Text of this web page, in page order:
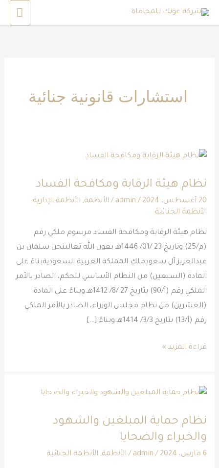
تخطي
استشارات قانونية جنائية
نظام هيئة الرقابة ومكافحة الفساد
20 أغسطس، 2024 /
admin
/ الأنظمة, الأنظمة الإدارية,
الأنظمة الجنائية
نظام هيئة الرقابة ومكافحة الفساد مرسوم ملكي رقم
(م/25) وتاريخ 23 /01/ 1446هـ بعون الله تعالىنحن سلمان بن
عبدالعزيز آل سعودملك المملكة العربية السعوديةبناءً على
المادة (السبعين) من النظام الأساسي للحكم، الصادر بالأمر
الملكي رقم (أ/90) بتاريخ 27 /8/ 1412هـ.وبناءً على المادة
(العشرين) من نظام مجلس الوزراء، الصادر بالأمر الملكي
رقم (أ/13) بتاريخ 3/3/ 1414هـ.وبناءً […]
نظام
الرقابة
ومكافحة
الفساد
قراءة المزيد »
نظام حماية المبلغين والشهود
والخبراء والضحايا
6 مارس، 2024 /
admin
/ الأنظمة, الأنظمة الجنائية
نظام
المبلغين
والشهود
والخبراء